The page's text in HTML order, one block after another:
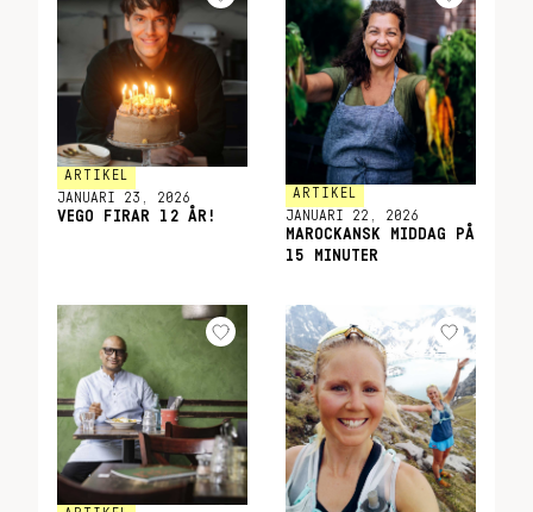
ARTIKEL
JANUARI 23, 2026
VEGO FIRAR 12 ÅR!
ARTIKEL
JANUARI 22, 2026
MAROCKANSK MIDDAG PÅ
15 MINUTER